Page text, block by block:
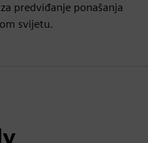
predviđanje ponašanja
svijetu.